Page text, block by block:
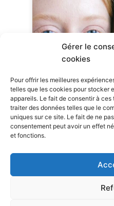
Gérer le
cookies
Pour offrir les meilleures
telles que les cookies pour stocker
appareils. Le fait de consentir à
traiter des données telles que le
uniques sur ce site. Le fait de ne
consentement peut avoir un effet
et fonctions.